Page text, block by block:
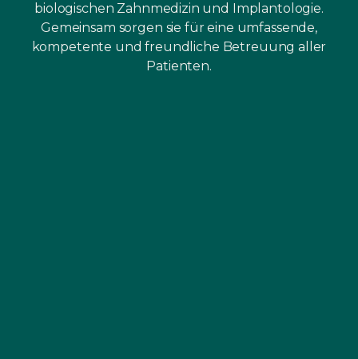
biologischen Zahnmedizin und Implantologie.
Gemeinsam sorgen sie für eine umfassende,
kompetente und freundliche Betreuung aller
Patienten.